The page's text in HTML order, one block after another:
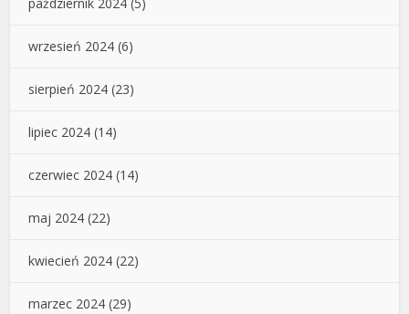
październik 2024 (5)
wrzesień 2024 (6)
sierpień 2024 (23)
lipiec 2024 (14)
czerwiec 2024 (14)
maj 2024 (22)
kwiecień 2024 (22)
marzec 2024 (29)